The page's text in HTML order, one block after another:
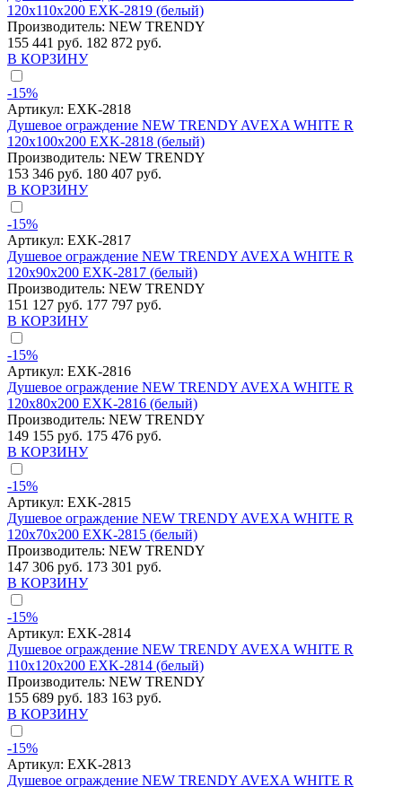
120x110x200 EXK-2819 (белый)
Производитель: NEW TRENDY
155 441 руб. 182 872 руб.
В КОРЗИНУ
-15%
Артикул: EXK-2818
Душевое ограждение NEW TRENDY AVEXA WHITE R
120x100x200 EXK-2818 (белый)
Производитель: NEW TRENDY
153 346 руб. 180 407 руб.
В КОРЗИНУ
-15%
Артикул: EXK-2817
Душевое ограждение NEW TRENDY AVEXA WHITE R
120x90x200 EXK-2817 (белый)
Производитель: NEW TRENDY
151 127 руб. 177 797 руб.
В КОРЗИНУ
-15%
Артикул: EXK-2816
Душевое ограждение NEW TRENDY AVEXA WHITE R
120x80x200 EXK-2816 (белый)
Производитель: NEW TRENDY
149 155 руб. 175 476 руб.
В КОРЗИНУ
-15%
Артикул: EXK-2815
Душевое ограждение NEW TRENDY AVEXA WHITE R
120x70x200 EXK-2815 (белый)
Производитель: NEW TRENDY
147 306 руб. 173 301 руб.
В КОРЗИНУ
-15%
Артикул: EXK-2814
Душевое ограждение NEW TRENDY AVEXA WHITE R
110x120x200 EXK-2814 (белый)
Производитель: NEW TRENDY
155 689 руб. 183 163 руб.
В КОРЗИНУ
-15%
Артикул: EXK-2813
Душевое ограждение NEW TRENDY AVEXA WHITE R